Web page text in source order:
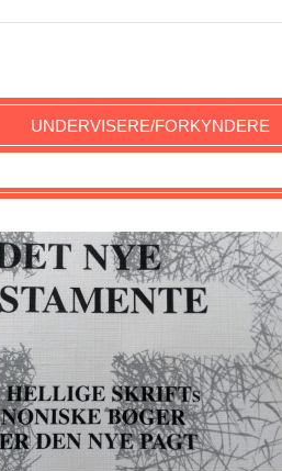
UNDERVISERE/FORKYNDERE